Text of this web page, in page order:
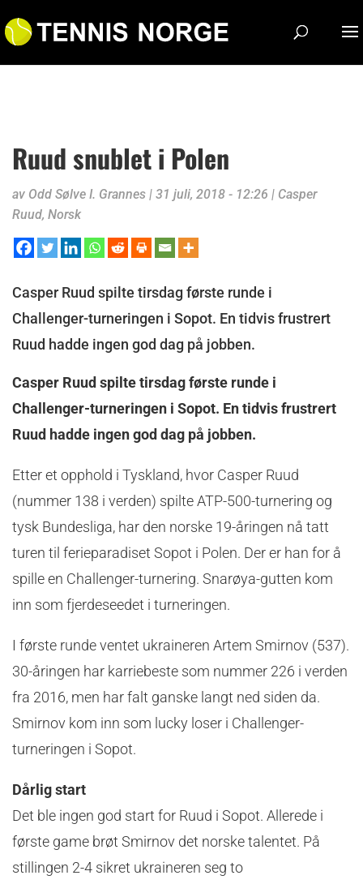
Ruud snublet i Polen
av Odd Sølve I. Grannes | 31 juli, 2018 - 12:26 | Casper
Ruud, Norsk
Casper Ruud spilte tirsdag første runde i
Challenger-turneringen i Sopot. En tidvis frustrert
Ruud hadde ingen god dag på jobben.
Casper Ruud spilte tirsdag første runde i
Challenger-turneringen i Sopot. En tidvis frustrert
Ruud hadde ingen god dag på jobben.
Etter et opphold i Tyskland, hvor Casper Ruud
(nummer 138 i verden) spilte ATP-500-turnering og
tysk Bundesliga, har den norske 19-åringen nå tatt
turen til ferieparadiset Sopot i Polen. Der er han for å
spille en Challenger-turnering. Snarøya-gutten kom
inn som fjerdeseedet i turneringen.
I første runde ventet ukraineren Artem Smirnov (537).
30-åringen har karriebeste som nummer 226 i verden
fra 2016, men har falt ganske langt ned siden da.
Smirnov kom inn som lucky loser i Challenger-
turneringen i Sopot.
Dårlig start
Det ble ingen god start for Ruud i Sopot. Allerede i
første game brøt Smirnov det norske talentet. På
stillingen 2-4 sikret ukraineren seg to